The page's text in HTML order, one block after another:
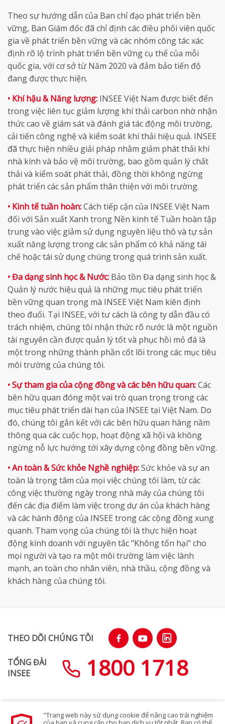
Theo sự hướng dẫn của Ban chỉ đạo phát triển bền
vững, Ban Giám đốc đã chỉ định các điều phối viên quốc
gia về phát triển bền vững và các nhóm công tác xác
định rõ lộ trình phát triển bền vững cụ thể của mỗi
quốc gia, với cơ sở từ Năm 2020 và đảm bảo tiến độ
đang được thực hiện.
• Khí hậu & Năng lượng: INSEE Việt Nam được biết đến
trong việc liên tục giảm lượng khí thải carbon nhờ nhận
thức cao về giám sát và đánh giá tác động môi trường,
cải tiến công nghệ và kiểm soát khí thải hiệu quả. INSEE
đã thực hiện nhiều giải pháp nhằm giảm phát thải khí
nhà kính và bảo vệ môi trường, bao gồm quản lý chất
thải và kiểm soát phát thải, đồng thời không ngừng
phát triển các sản phẩm thân thiện với môi trường.
• Kinh tế tuần hoàn:Cách tiếp cận của INSEE Việt Nam
đối với Sản xuất Xanh trong Nền kinh tế Tuần hoàn tập
trung vào việc giảm sử dụng nguyên liệu thô và tự sản
xuất năng lượng trong các sản phẩm có khả năng tái
chế hoặc tái sử dụng chúng trong quá trình sản xuất.
• Đa dạng sinh học & Nước: Bảo tồn Đa dạng sinh học &
Quản lý nước hiệu quả là những mục tiêu phát triển
bền vững quan trọng mà INSEE Việt Nam kiên định
theo đuổi. Tại INSEE, với tư cách là công ty dẫn đầu có
trách nhiệm, chúng tôi nhận thức rõ nước là một nguồn
tài nguyên cần được quản lý tốt và phục hồi mỏ đá là
một trong những thành phần cốt lõi trong các mục tiêu
môi trường của chúng tôi.
• Sự tham gia của cộng đồng và các bên hữu quan:Các
bên hữu quan đóng một vai trò quan trọng trong các
mục tiêu phát triển dài hạn của INSEE tại Việt Nam. Do
đó, chúng tôi gắn kết với các bên hữu quan hàng năm
thông qua các cuộc họp, hoạt động xã hội và không
ngừng nỗ lực hướng tới xây dựng cộng đồng bền vững.
• An toàn & Sức khỏe Nghề nghiệp:Sức khỏe và sự an
toàn là trọng tâm của mọi việc chúng tôi làm, từ các
công việc thường ngày trong nhà máy của chúng tôi
đến các địa điểm làm việc trong dự án của khách hàng
và các hành động của INSEE trong các cộng đồng xung
quanh. Tham vọng của chúng tôi là thực hiện hoạt
động kinh doanh với nguyên tắc "Không tổn hại" cho
mọi người và tạo ra một môi trường làm việc lành
mạnh, an toàn cho nhân viên, nhà thầu, cộng đồng và
khách hàng của chúng tôi.
THEO DÕI CHÚNG TÔI
TỔNG ĐÀI
INSEE
1800 1718
SƠ ĐỒ TRANG WEB
"Trang web này sử dụng cookie để nâng cao trải nghiệm